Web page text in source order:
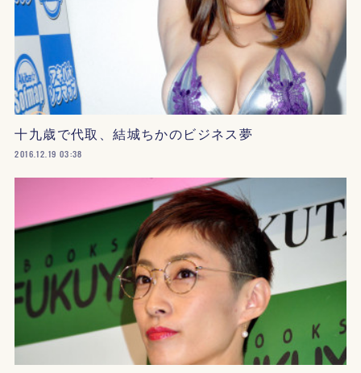
十九歳で代取、結城ちかのビジネス夢
2016.12.19 03:38